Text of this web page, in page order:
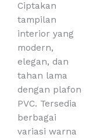
Ciptakan
tampilan
interior yang
modern,
elegan, dan
tahan lama
dengan plafon
PVC. Tersedia
berbagai
variasi warna